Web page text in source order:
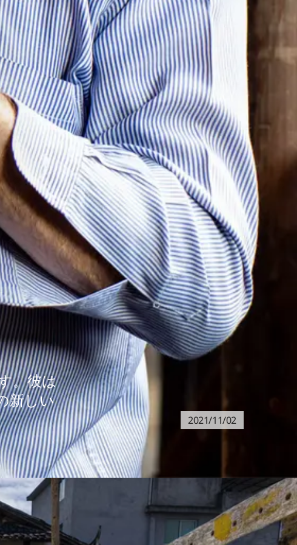
。彼は
新しい
2021/11/02